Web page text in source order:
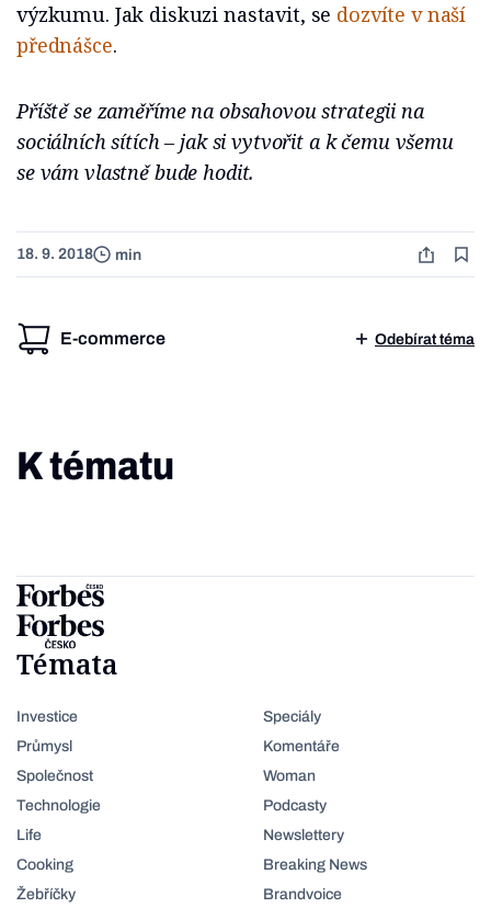
výzkumu. Jak diskuzi nastavit, se dozvíte v naší
přednášce.
Příště se zaměříme na obsahovou strategii na
sociálních sítích – jak si vytvořit a k čemu všemu
se vám vlastně bude hodit.
18. 9. 2018 min
E-commerce Odebírat téma
K tématu
Témata
Investice
Průmysl
Společnost
Technologie
Life
Cooking
Žebříčky
Speciály
Komentáře
Woman
Podcasty
Newslettery
Breaking News
Brandvoice